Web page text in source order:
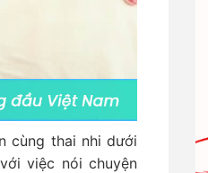
cùng thai nhi dưới
việc nói chuyện